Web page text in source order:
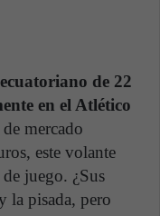
de 22
en el Atlético
mercado
este volante
juego. ¿Sus
la pisada, pero